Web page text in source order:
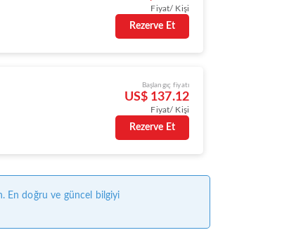
Fiyat/ Kişi
Rezerve Et
Başlangıç fiyatı
US$ 137.12
Fiyat/ Kişi
Rezerve Et
En doğru ve güncel bilgiyi